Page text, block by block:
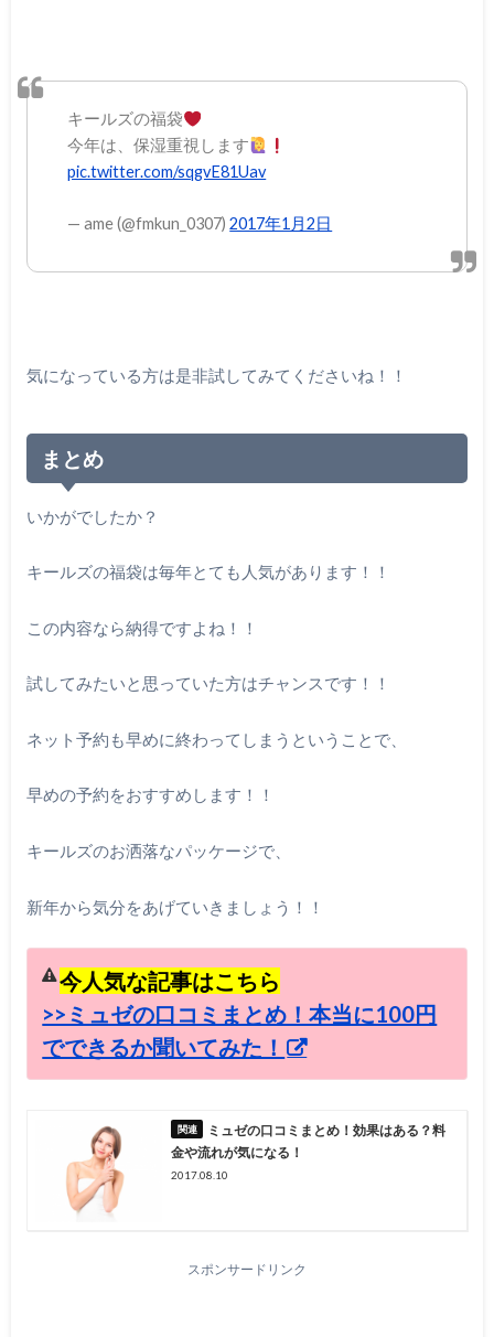
キールズの福袋
今年は、保湿重視します
pic.twitter.com/sqgvE81Uav
— ame (@fmkun_0307)2017年1月2日
気になっている方は是非試してみてくださいね！！
まとめ
いかがでしたか？
キールズの福袋は毎年とても人気があります！！
この内容なら納得ですよね！！
試してみたいと思っていた方はチャンスです！！
ネット予約も早めに終わってしまうということで、
早めの予約をおすすめします！！
キールズのお洒落なパッケージで、
新年から気分をあげていきましょう！！
今人気な記事はこちら
>>ミュゼの口コミまとめ！本当に100円
でできるか聞いてみた！
ミュゼの口コミまとめ！効果はある？料
金や流れが気になる！
2017.08.10
スポンサードリンク